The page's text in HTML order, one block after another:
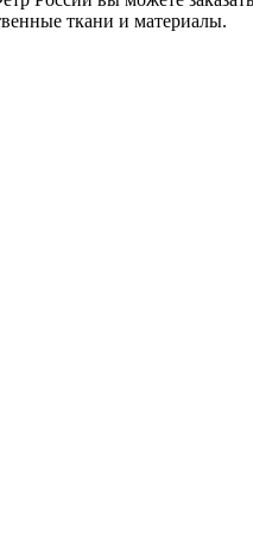
ткани и материалы.